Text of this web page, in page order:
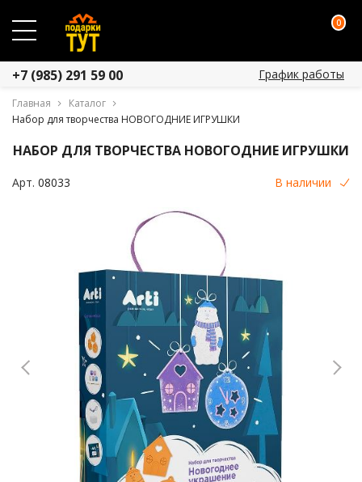
0
+7 (985) 291 59 00 График работы
Главная
Каталог
Набор для творчества НОВОГОДНИЕ ИГРУШКИ
НАБОР ДЛЯ ТВОРЧЕСТВА НОВОГОДНИЕ ИГРУШКИ
Арт. 08033 В наличии